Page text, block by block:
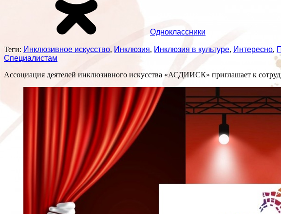
Одноклассники
Теги: Инклюзивное искусство, Инклюзия, Инклюзия в культуре, Интересно,
Специалистам
Ассоциация деятелей инклюзивного искусства «АСДИИСК» приглашает к